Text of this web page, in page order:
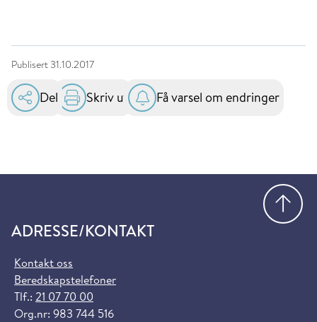
Publisert 31.10.2017
Del Skriv ut Få varsel om endringer
ADRESSE/KONTAKT
Kontakt oss
Beredskapstelefoner
Tlf.: 21 07 70 00
Org.nr: 983 744 516